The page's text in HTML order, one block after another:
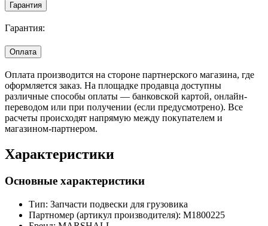
Гарантия
Гарантия:
Оплата
Оплата производится на стороне партнерского магазина, где
оформляется заказ. На площадке продавца доступны
различные способы оплаты — банковской картой, онлайн-
переводом или при получении (если предусмотрено). Все
расчеты происходят напрямую между покупателем и
магазином-партнером.
Характеристики
Основные характеристики
Тип: Запчасти подвески для грузовика
Партномер (артикул производителя): M1800225